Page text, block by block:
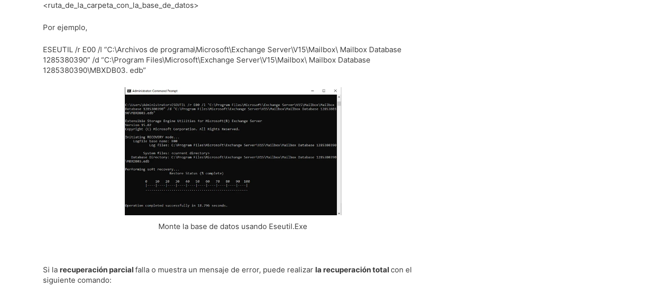
<ruta_de_la_carpeta_con_la_base_de_datos>
Por ejemplo,
ESEUTIL /r E00 /l “C:\Archivos de programa\Microsoft\Exchange Server\V15\Mailbox\ Mailbox Database
1285380390” /d “C:\Program Files\Microsoft\Exchange Server\V15\Mailbox\ Mailbox Database
1285380390\MBXDB03. edb”
Monte la base de datos usando Eseutil.Exe
Si la recuperación parcialfalla o muestra un mensaje de error, puede realizar la recuperación totalcon el
siguiente comando: